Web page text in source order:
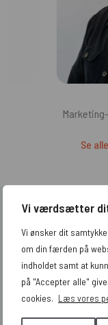
Vi værdsætter
Vi ønsker dit
om din færden på
indholdet samt at
på "Accepter alle"
cookies. Læs vores
Se
Vi